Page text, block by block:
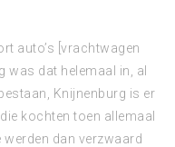
auto’s [vrachtwagen
was dat helemaal in, al
Knijnenburg is er
kochten toen allemaal
werden dan verzwaard